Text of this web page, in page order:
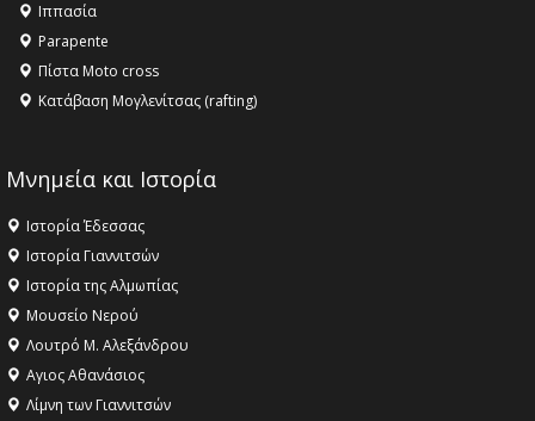
Ιππασία
Parapente
Πίστα Moto cross
Κατάβαση Μογλενίτσας (rafting)
Μνημεία και Ιστορία
Ιστορία Έδεσσας
Ιστορία Γιαννιτσών
Ιστορία της Αλμωπίας
Μουσείο Νερού
Λουτρό Μ. Αλεξάνδρου
Αγιος Αθανάσιος
Λίμνη των Γιαννιτσών